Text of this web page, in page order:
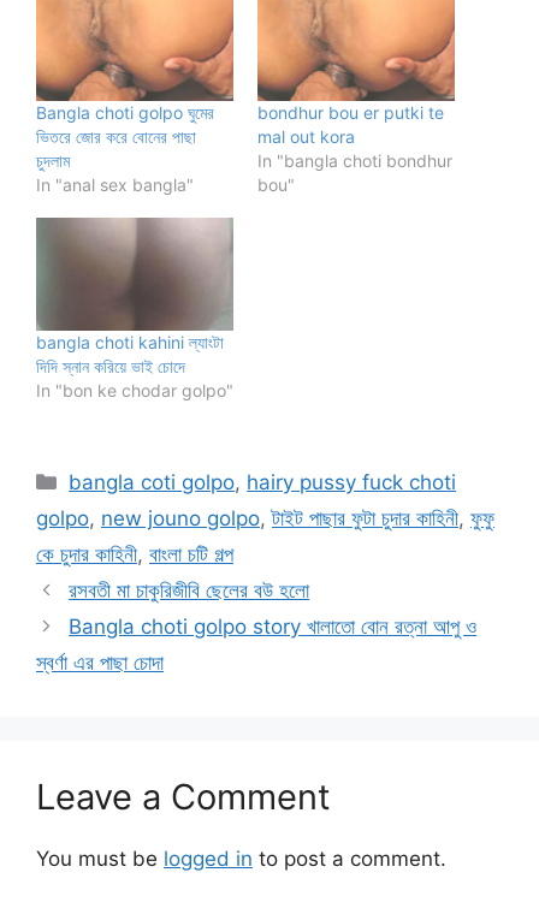
Bangla choti golpo ঘুমের
ভিতরে জোর করে বোনের পাছা
চুদলাম
In "anal sex bangla"
bondhur bou er putki te
mal out kora
In "bangla choti bondhur
bou"
bangla choti kahini ল্যাংটা
দিদি স্নান করিয়ে ভাই চোদে
In "bon ke chodar golpo"
Categories
bangla coti golpo, hairy pussy fuck choti
golpo, new jouno golpo,টাইট পাছার ফুটা চুদার কাহিনী, ফুফু
কে চুদার কাহিনী, বাংলা চটি গল্প
রসবতী মা চাকুরিজীবি ছেলের বউ হলো
Bangla choti golpo story খালাতো বোন রত্না আপু ও
স্বর্ণা এর পাছা চোদা
Leave a Comment
You must be logged in to post a comment.